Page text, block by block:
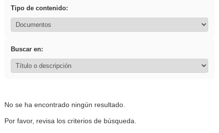
Tipo de contenido:
Buscar en:
No se ha encontrado ningún resultado.
Por favor, revisa los criterios de búsqueda.